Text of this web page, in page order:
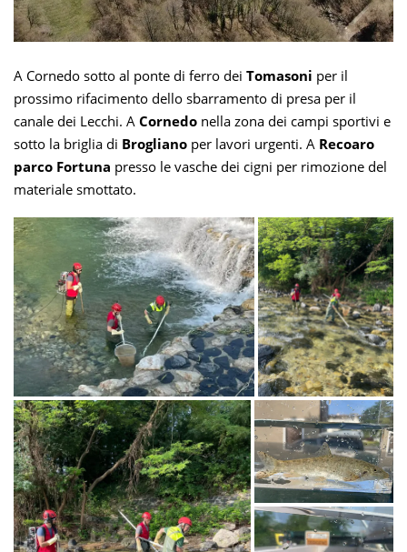
A Cornedo sotto al ponte di ferro dei Tomasoni per il
prossimo rifacimento dello sbarramento di presa per il
canale dei Lecchi. A Cornedo nella zona dei campi sportivi e
sotto la briglia di Brogliano per lavori urgenti. A Recoaro
parco Fortuna presso le vasche dei cigni per rimozione del
materiale smottato.